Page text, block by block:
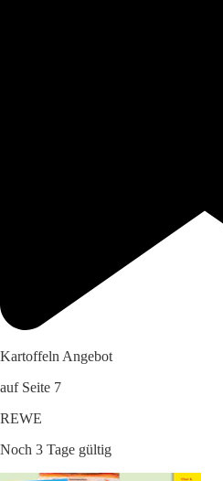
Kartoffeln Angebot
auf Seite 7
REWE
Noch 3 Tage gültig